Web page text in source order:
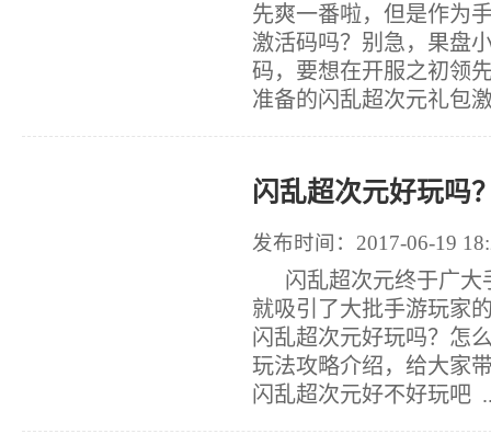
先爽一番啦，但是作为
激活码吗？别急，果盘
码，要想在开服之初领
准备的闪乱超次元礼包
闪乱超次元好玩吗
发布时间：2017-06-19
闪乱超次元终于广大
就吸引了大批手游玩家
闪乱超次元好玩吗？怎
玩法攻略介绍，给大家
闪乱超次元好不好玩吧